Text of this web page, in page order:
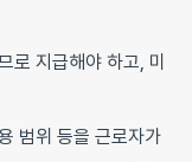
지급해야 하고, 미
범위 등을 근로자가